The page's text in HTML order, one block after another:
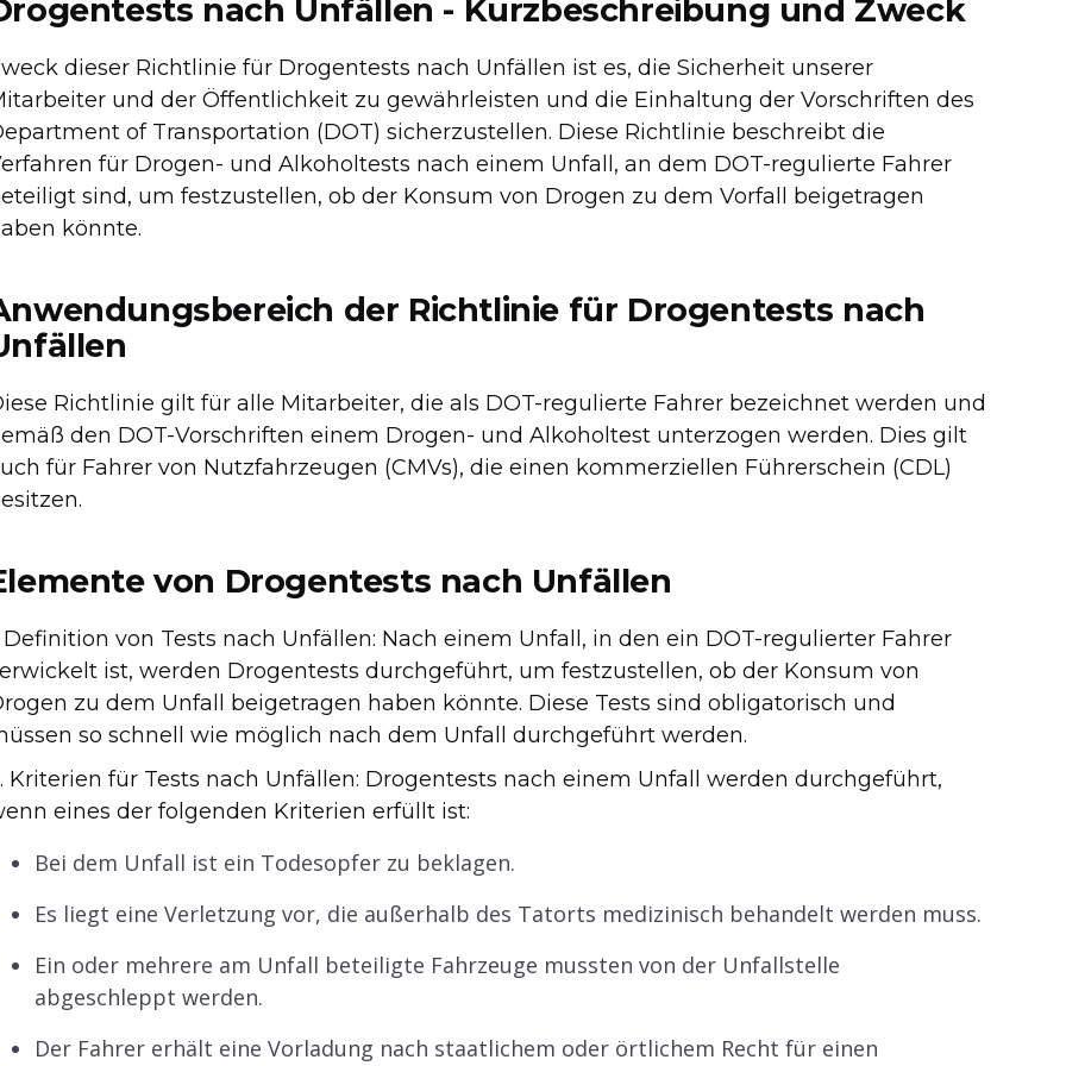
nach Unfällen - Kurzbeschreibung und Zweck
dieser Richtlinie für Drogentests nach Unfällen ist es, die Sicherheit unserer
und der Öffentlichkeit zu gewährleisten und die Einhaltung der Vorschriften des
of Transportation (DOT) sicherzustellen. Diese Richtlinie beschreibt die
für Drogen- und Alkoholtests nach einem Unfall, an dem DOT-regulierte Fahrer
sind, um festzustellen, ob der Konsum von Drogen zu dem Vorfall beigetragen
könnte.
der Richtlinie für Drogentests nach
Richtlinie gilt für alle Mitarbeiter, die als DOT-regulierte Fahrer bezeichnet werden und
den DOT-Vorschriften einem Drogen- und Alkoholtest unterzogen werden. Dies gilt
für Fahrer von Nutzfahrzeugen (CMVs), die einen kommerziellen Führerschein (CDL)
von Drogentests nach Unfällen
Definition von Tests nach Unfällen: Nach einem Unfall, in den ein DOT-regulierter Fahrer
ist, werden Drogentests durchgeführt, um festzustellen, ob der Konsum von
zu dem Unfall beigetragen haben könnte. Diese Tests sind obligatorisch und
so schnell wie möglich nach dem Unfall durchgeführt werden.
Kriterien für Tests nach Unfällen: Drogentests nach einem Unfall werden durchgeführt,
eines der folgenden Kriterien erfüllt ist:
Bei dem Unfall ist ein Todesopfer zu beklagen.
Es liegt eine Verletzung vor, die außerhalb des Tatorts medizinisch behandelt werden muss.
Ein oder mehrere am Unfall beteiligte Fahrzeuge mussten von der Unfallstelle
abgeschleppt werden.
Der Fahrer erhält eine Vorladung nach staatlichem oder örtlichem Recht für einen